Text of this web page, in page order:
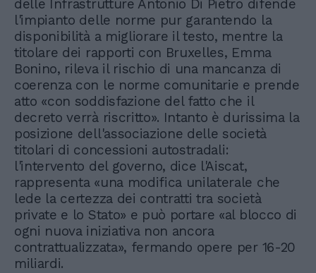
delle Infrastrutture Antonio Di Pietro difende
l'impianto delle norme pur garantendo la
disponibilità a migliorare il testo, mentre la
titolare dei rapporti con Bruxelles, Emma
Bonino, rileva il rischio di una mancanza di
coerenza con le norme comunitarie e prende
atto «con soddisfazione del fatto che il
decreto verrà riscritto». Intanto è durissima la
posizione dell'associazione delle società
titolari di concessioni autostradali:
l'intervento del governo, dice l'Aiscat,
rappresenta «una modifica unilaterale che
lede la certezza dei contratti tra società
private e lo Stato» e può portare «al blocco di
ogni nuova iniziativa non ancora
contrattualizzata», fermando opere per 16-20
miliardi.